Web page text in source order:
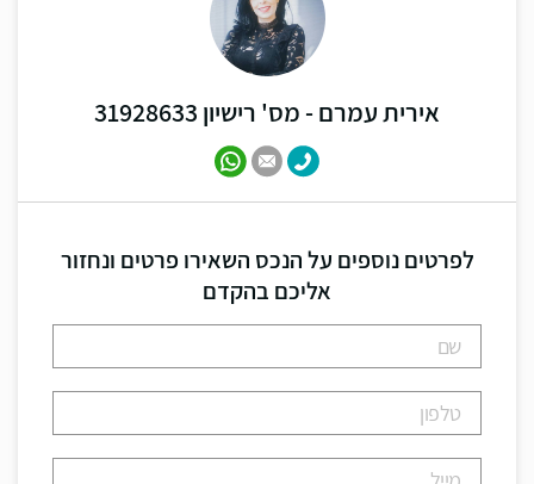
אירית עמרם - מס' רישיון 31928633
לפרטים נוספים על הנכס השאירו פרטים ונחזור
אליכם בהקדם